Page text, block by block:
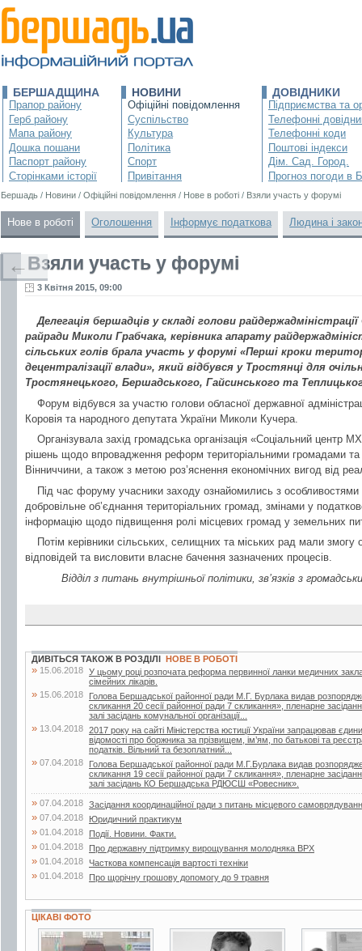
БЕРШАДЩИНА
Прапор району
Герб району
Мапа району
Дошка пошани
Паспорт району
Сторінками історії
НОВИНИ
Офіційні повідомлення
Суспільство
Культура
Політика
Спорт
Привітання
ДОВІДНИКИ
Підприємства та
Телефонні
Телефонні коди
Поштові індекси
Дім. Сад. Город.
Прогноз погоди в
Бершадь / Новини / Офіційні повідомлення / Нове в роботі / Взяли участь у форумі
Нове в роботі Оголошення Інформує податкова Людина і
Взяли участь у форумі
3 Квітня 2015, 09:00
Делегація бершадців у складі голови
райради Миколи Грабчака, керівника апарату
сільських голів брала участь у форумі «Перші кроки
децентралізації влади», який відбувся у Тростянці для
Тростянецького, Бершадського, Гайсинського та
Форум відбувся за участю голови обласної державної
Коровія та народного депутата України Миколи Кучера.
Організувала захід громадська організація «Соціальний центр
рішень щодо впровадження реформ територіальними громадами
Вінниччини, а також з метою роз’яснення економічних вигод від
Під час форуму учасники заходу ознайомились з
добровільне об’єднання територіальних громад, змінами у
інформацію щодо підвищення ролі місцевих громад у земельних
Потім керівники сільських, селищних та міських рад мали змогу
відповідей та висловити власне бачення зазначених процесів.
Відділ з питань внутрішньої політики, зв’язків з
←
ДИВІТЬСЯ ТАКОЖ В РОЗДІЛІ НОВЕ В РОБОТІ
» 15.06.2018 У цьому році розпочата реформа первинної ланки медичних
сімейних лікарів.
» 15.06.2018
Голова Бершадської районної ради М.Г. Бурлака видав
скликання 20 сесії районної ради 7 скликання», пленарне
залі засідань комунальної організації...
» 13.04.2018 2017 року на сайті Міністерства юстиції України запрацював
відомості про боржника за прізвищем, ім’ям, по батькові та
податків. Вільний та безоплатний...
» 07.04.2018
Голова Бершадської районної ради М.Г.Бурлака видав
скликання 19 сесії районної ради 7 скликання», пленарне
залі засідань КО Бершадська РДЮСШ «Ровесник».
» 07.04.2018 Засідання координаційної ради з питань місцевого
» 07.04.2018 Юридичний практикум
» 01.04.2018 Події. Новини. Факти.
» 01.04.2018 Про державну підтримку вирощування молодняка ВРХ
» 01.04.2018 Часткова компенсація вартості техніки
» 01.04.2018 Про щорічну грошову допомогу до 9 травня
ЦІКАВІ ФОТО
3 фото 5 фото 3 фото